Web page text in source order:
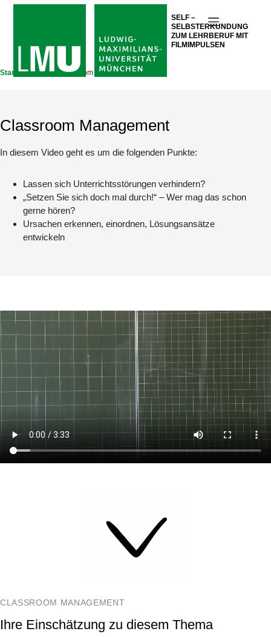
Zum
SELF –
SELBSTERKUNDUNG
ZUM LEHRBERUF MIT
FILMIMPULSEN
StartseiteVideos Classroom Management
Classroom Management
In diesem Video geht es um die folgenden Punkte:
Lassen sich Unterrichtsstörungen verhindern?
„Setzen Sie sich doch mal durch!“ – Wer mag das schon
gerne hören?
Ursachen erkennen, einordnen, Lösungsansätze
entwickeln
CLASSROOM MANAGEMENT
Ihre Einschätzung zu diesem Thema